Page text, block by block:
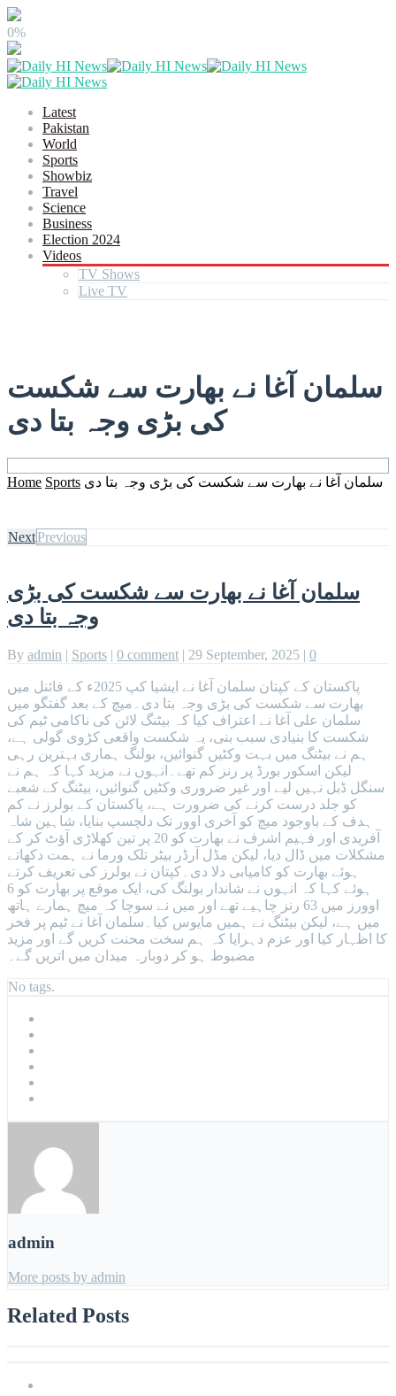
0%
Latest
Pakistan
World
Sports
Showbiz
Travel
Science
Business
Election 2024
Videos
TV Shows
Live TV
سلمان آغا نے بھارت سے شکست
کی بڑی وجہ بتا دی
Home Sports سلمان آغا نے بھارت سے شکست کی بڑی وجہ بتا دی
NextPrevious
سلمان آغا نے بھارت سے شکست کی بڑی
وجہ بتا دی
By admin | Sports | 0 comment | 29 September, 2025 | 0
پاکستان کے کپتان سلمان آغا نے ایشیا کپ 2025ء کے فائنل میں
بھارت سے شکست کی بڑی وجہ بتا دی۔میچ کے بعد گفتگو میں
سلمان علی آغا نے اعتراف کیا کہ بیٹنگ لائن کی ناکامی ٹیم کی
شکست کا بنیادی سبب بنی، یہ شکست واقعی کڑوی گولی ہے،
ہم نے بیٹنگ میں بہت وکٹیں گنوائیں، بولنگ ہماری بہترین رہی
لیکن اسکور بورڈ پر رنز کم تھے۔انہوں نے مزید کہا کہ ہم نے
سنگل ڈبل نہیں لیے اور غیر ضروری وکٹیں گنوائیں، بیٹنگ کے شعبے
کو جلد درست کرنے کی ضرورت ہے، پاکستان کے بولرز نے کم
ہدف کے باوجود میچ کو آخری اوور تک دلچسپ بنایا، شاہین شاہ
آفریدی اور فہیم اشرف نے بھارت کو 20 پر تین کھلاڑی آؤٹ کر کے
مشکلات میں ڈال دیا، لیکن مڈل آرڈر بیٹر تلک ورما نے ہمت دکھاتے
ہوئے بھارت کو کامیابی دلا دی۔کپتان نے بولرز کی تعریف کرتے
ہوئے کہا کہ انہوں نے شاندار بولنگ کی، ایک موقع پر بھارت کو 6
اوورز میں 63 رنز چاہیے تھے اور میں نے سوچا کہ میچ ہمارے ہاتھ
میں ہے، لیکن بیٹنگ نے ہمیں مایوس کیا۔سلمان آغا نے ٹیم پر فخر
کا اظہار کیا اور عزم دہرایا کہ ہم سخت محنت کریں گے اور مزید
مضبوط ہو کر دوبارہ میدان میں اتریں گے۔
No tags.
admin
More posts by admin
Related Posts